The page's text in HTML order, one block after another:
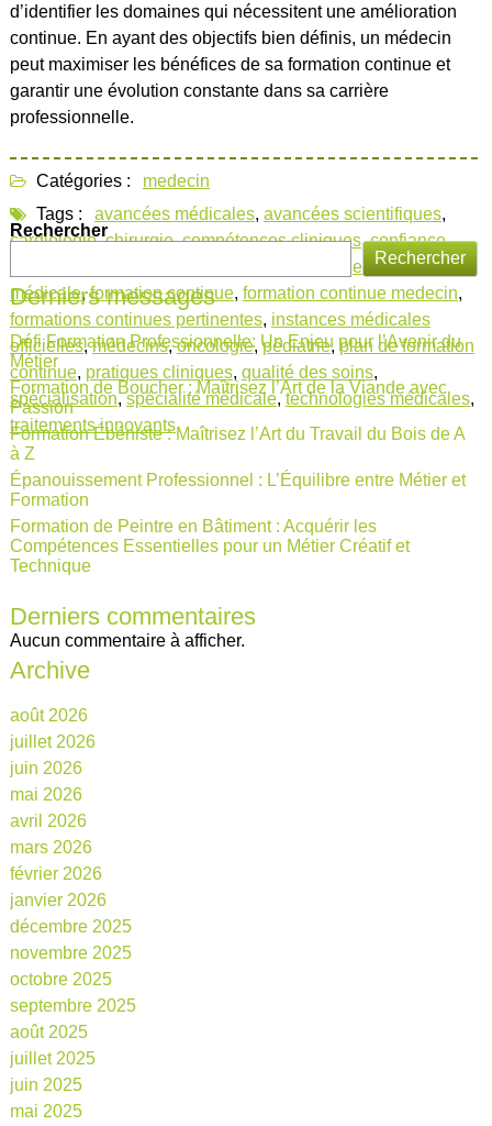
d’identifier les domaines qui nécessitent une amélioration
continue. En ayant des objectifs bien définis, un médecin
peut maximiser les bénéfices de sa formation continue et
garantir une évolution constante dans sa carrière
professionnelle.
Catégories :
medecin
Tags :
avancées médicales, avancées scientifiques,
cardiologie,chirurgie,compétences cliniques,confiance
excellence
médicale,formation continue, formation continue medecin,
formations continues pertinentes, instances médicales
officielles,médecins,oncologie,pédiatrie, plan de formation
continue, pratiques cliniques, qualité des soins,
spécialisation,spécialité médicale,technologies médicales,
traitements innovants
Rechercher
Rechercher
Derniers messages
Défi Formation Professionnelle: Un Enjeu pour l’Avenir du
Métier
Formation de Boucher : Maîtrisez l’Art de la Viande avec
Passion
Formation Ébéniste : Maîtrisez l’Art du Travail du Bois de A
à Z
Épanouissement Professionnel : L’Équilibre entre Métier et
Formation
Formation de Peintre en Bâtiment : Acquérir les
Compétences Essentielles pour un Métier Créatif et
Technique
Derniers commentaires
Aucun commentaire à afficher.
Archive
août 2026
juillet 2026
juin 2026
mai 2026
avril 2026
mars 2026
février 2026
janvier 2026
décembre 2025
novembre 2025
octobre 2025
septembre 2025
août 2025
juillet 2025
juin 2025
mai 2025